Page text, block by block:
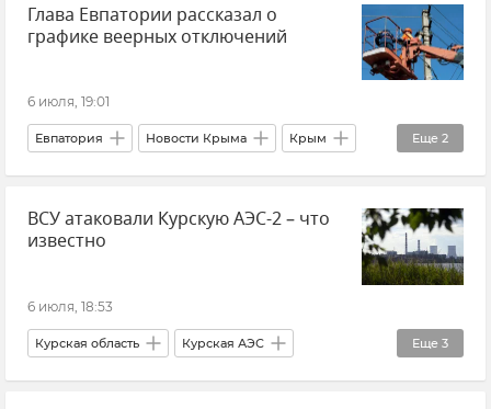
Новости Крыма
Глава Евпатории рассказал о
графике веерных отключений
6 июля, 19:01
Еще 2
Евпатория Новости Крыма Крым
Виталий Оганесян
Отключение электроэнергии в Крыму
ВСУ атаковали Курскую АЭС-2 – что
известно
6 июля, 18:53
Еще 3
Курская область Курская АЭС
Атаки ВСУ Обстрелы ВСУ